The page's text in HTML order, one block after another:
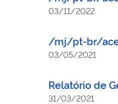
03/11/2022
/mj/pt-br/
03/05/2021
Relatório de
31/03/2021